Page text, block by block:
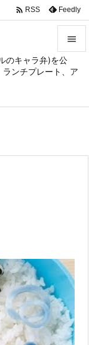
のキャラ弁)を公
ンチプレート、ア


メニュ
サイド

 RSS Feedly